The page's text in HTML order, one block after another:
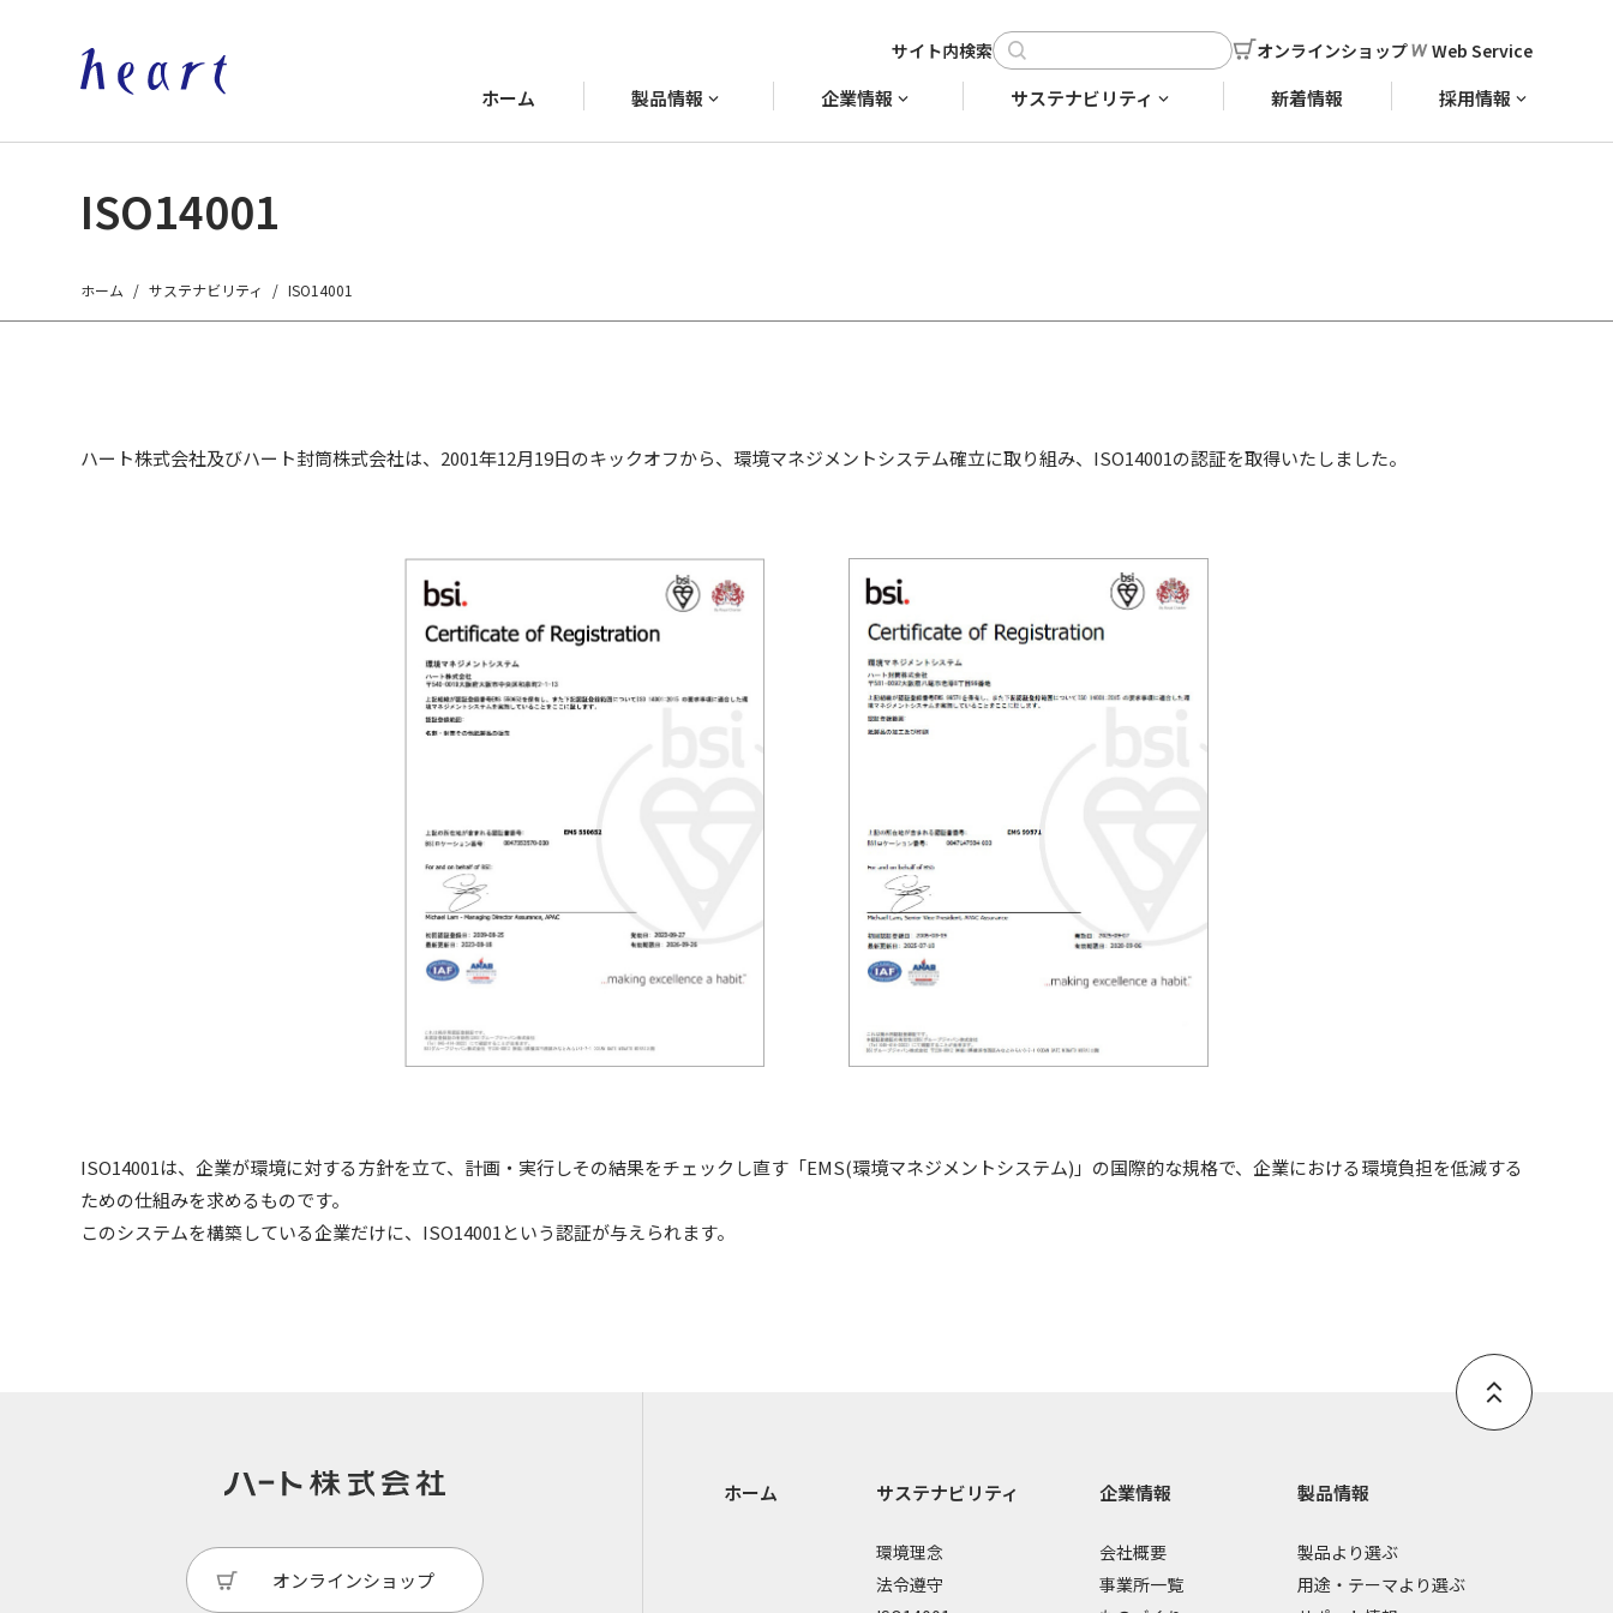
オンラインショップ Web Service
ホーム 製品情報 企業情報 サステナビリティ 新着情報 採用情報
ISO14001
ホーム サステナビリティ ISO14001
ハート株式会社及びハート封筒株式会社は、2001年12月19日のキックオフから、環境マネジメントシステム確立に取り組み、ISO14001の認証を取得いたしました。
ISO14001は、企業が環境に対する方針を立て、計画・実行しその結果をチェックし直す「EMS(環境マネジメントシステム)」の国際的な規格で、企業における環境負担を低減する
ための仕組みを求めるものです。
このシステムを構築している企業だけに、ISO14001という認証が与えられます。
オンラインショップ
ホーム サステナビリティ
環境理念
法令遵守
企業情報
会社概要
事業所一覧
製品情報
製品より選ぶ
用途・テーマより選ぶ